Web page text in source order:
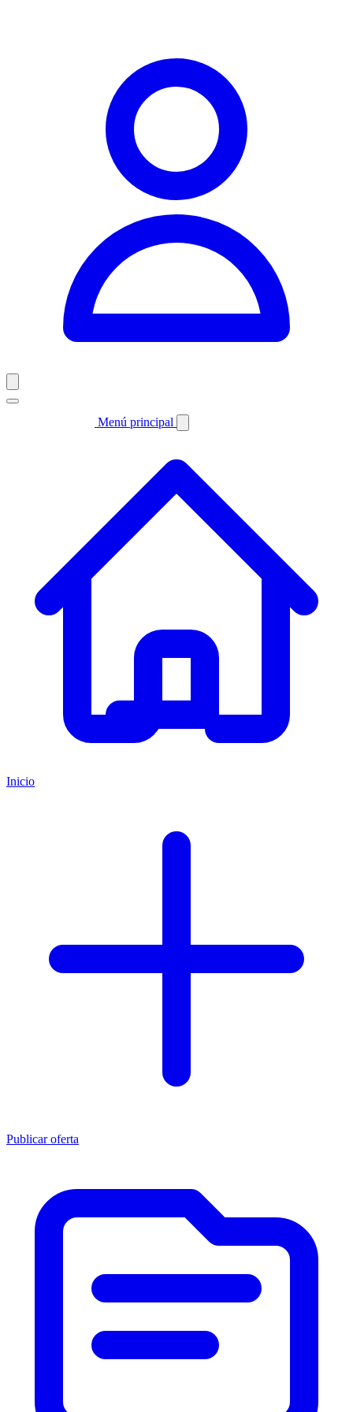
Menú principal
Inicio
Publicar oferta